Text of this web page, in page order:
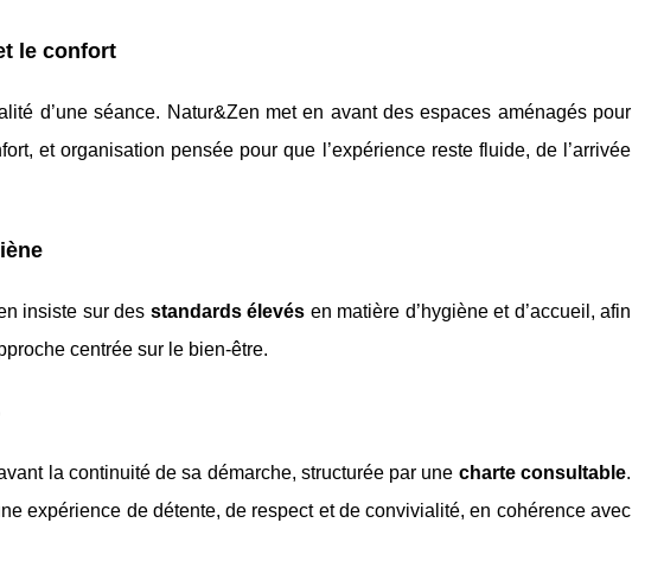
le confort
d’une séance. Natur&Zen met en avant des espaces aménagés pour
et organisation pensée pour que l’expérience reste fluide, de l’arrivée
insiste sur des standards élevés en matière d’hygiène et d’accueil, afin
centrée sur le bien-être.
la continuité de sa démarche, structurée par une charte consultable.
expérience de détente, de respect et de convivialité, en cohérence avec